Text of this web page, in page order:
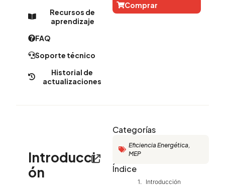
Recursos de
aprendizaje
FAQ
Soporte técnico
Historial de
actualizaciones
Comprar
Categorías
Eficiencia Energética,
MEP
Índice
Introducción
Introducci
ón